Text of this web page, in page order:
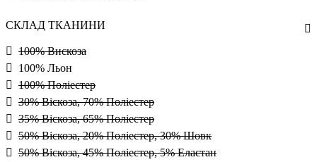
СКЛАД ТКАНИНИ
100% Вискоза
100% Льон
100% Поліестер
30% Віскоза, 70% Поліестер
35% Віскоза, 65% Поліестер
50% Віскоза, 20% Поліестер, 30% Шовк
50% Віскоза, 45% Поліестер, 5% Еластан